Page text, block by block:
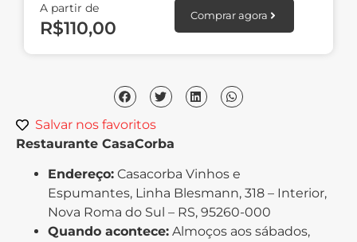
Salvar nos favoritos
Restaurante CasaCorba
Endereço: Casacorba Vinhos e
Espumantes, Linha Blesmann, 318 – Interior,
Nova Roma do Sul – RS, 95260-000
Quando acontece: Almoços aos sábados,
A partir de
R$110,00
Comprar agora